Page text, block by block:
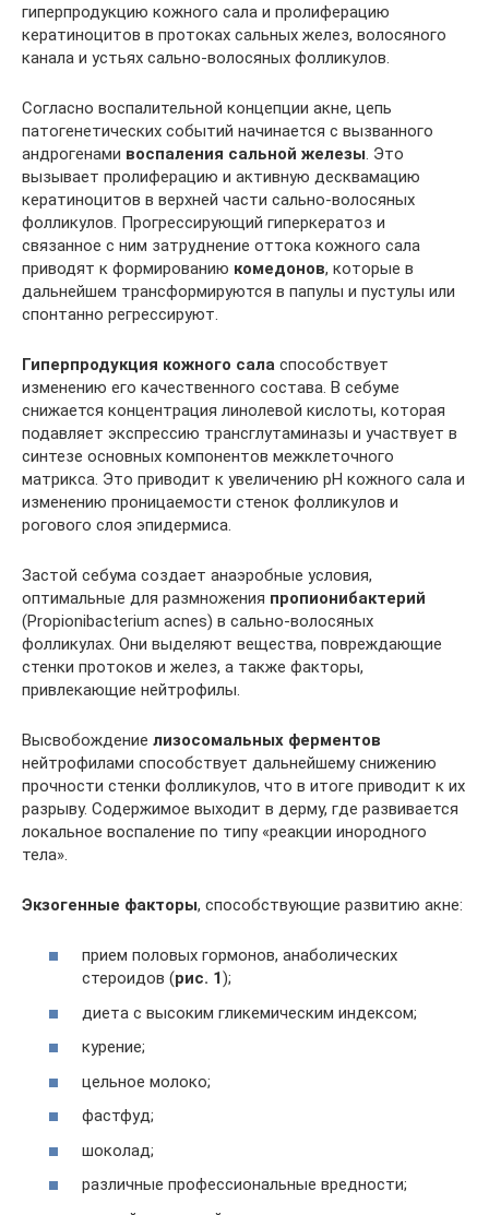
гиперпродукцию кожного сала и пролиферацию
кератиноцитов в протоках сальных желез, волосяного
канала и устьях сально-волосяных фолликулов.
Согласно воспалительной концепции акне, цепь
патогенетических событий начинается с вызванного
андрогенами воспаления сальной железы. Это
вызывает пролиферацию и активную десквамацию
кератиноцитов в верхней части сально-волосяных
фолликулов. Прогрессирующий гиперкератоз и
связанное с ним затруднение оттока кожного сала
приводят к формированию комедонов, которые в
дальнейшем трансформируются в папулы и пустулы или
спонтанно регрессируют.
Гиперпродукция кожного сала способствует
изменению его качественного состава. В себуме
снижается концентрация линолевой кислоты, которая
подавляет экспрессию трансглутаминазы и участвует в
синтезе основных компонентов межклеточного
матрикса. Это приводит к увеличению рН кожного сала и
изменению проницаемости стенок фолликулов и
рогового слоя эпидермиса.
Застой себума создает анаэробные условия,
оптимальные для размножения пропионибактерий
(Propionibacterium acnes) в сально-волосяных
фолликулах. Они выделяют вещества, повреждающие
стенки протоков и желез, а также факторы,
привлекающие нейтрофилы.
Высвобождение лизосомальных ферментов
нейтрофилами способствует дальнейшему снижению
прочности стенки фолликулов, что в итоге приводит к их
разрыву. Содержимое выходит в дерму, где развивается
локальное воспаление по типу «реакции инородного
тела».
Экзогенные факторы, способствующие развитию акне:
прием половых гормонов, анаболических
стероидов (рис. 1);
диета с высоким гликемическим индексом;
курение;
цельное молоко;
фастфуд;
шоколад;
различные профессиональные вредности;